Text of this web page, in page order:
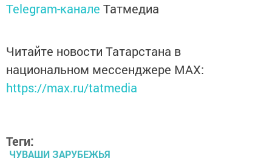
Telegram-канале Татмедиа
Читайте новости Татарстана в
национальном мессенджере MАХ:
https://max.ru/tatmedia
Теги:
ЧУВАШИ ЗАРУБЕЖЬЯ